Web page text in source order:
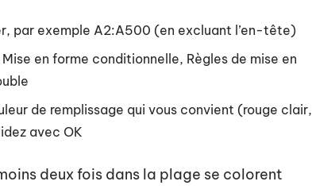
par exemple A2:A500 (en excluant l’en-tête)
en forme conditionnelle, Règles de mise en
de remplissage qui vous convient (rouge clair,
avec OK
deux fois dans la plage se colorent